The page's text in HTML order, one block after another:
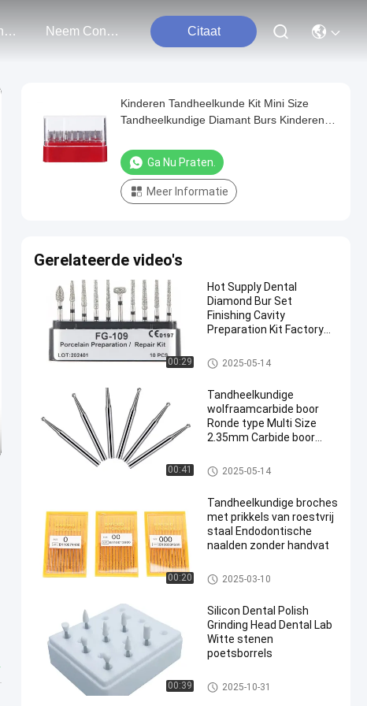
Evenementen Neem Contact Met Ons Op Citaat
Kinderen Tandheelkunde Kit Mini Size
Tandheelkundige Diamant Burs Kinderen
Ga Nu Praten.
Meer Informatie
Gerelateerde video's
00:29
Hot Supply Dental
Diamond Bur Set
Finishing Cavity
Preparation Kit Factory
Tandburs
2025-05-14
00:41
Tandheelkundige
wolfraamcarbide boor
Ronde type Multi Size
2.35mm Carbide boor
tandpoetsboor
Tandburs
2025-05-14
00:20
Tandheelkundige broches
met prikkels van roestvrij
staal Endodontische
naalden zonder handvat
Tandburs
2025-03-10
00:39
Silicon Dental Polish
Grinding Head Dental Lab
Witte stenen
poetsborrels
Tandburs
2025-10-31